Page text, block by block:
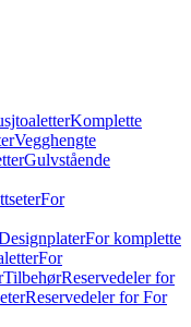
Komplette
Vegghengte
Gulvstående
For
For komplette
For
TilbehørReservedeler for
Reservedeler for For